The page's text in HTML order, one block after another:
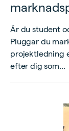
Är du student
Pluggar du
projektledning
efter dig som...